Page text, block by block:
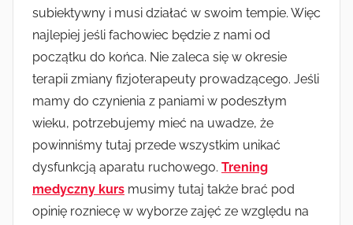
subiektywny i musi działać w swoim tempie. Więc
najlepiej jeśli fachowiec będzie z nami od
początku do końca. Nie zaleca się w okresie
terapii zmiany fizjoterapeuty prowadzącego. Jeśli
mamy do czynienia z paniami w podeszłym
wieku, potrzebujemy mieć na uwadze, że
powinniśmy tutaj przede wszystkim unikać
dysfunkcją aparatu ruchowego. Trening
medyczny kurs musimy tutaj także brać pod
opinię rozniecę w wyborze zajęć ze względu na